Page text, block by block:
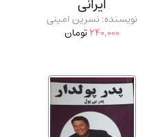
نویسنده: نسرین امینی
240,000تومان